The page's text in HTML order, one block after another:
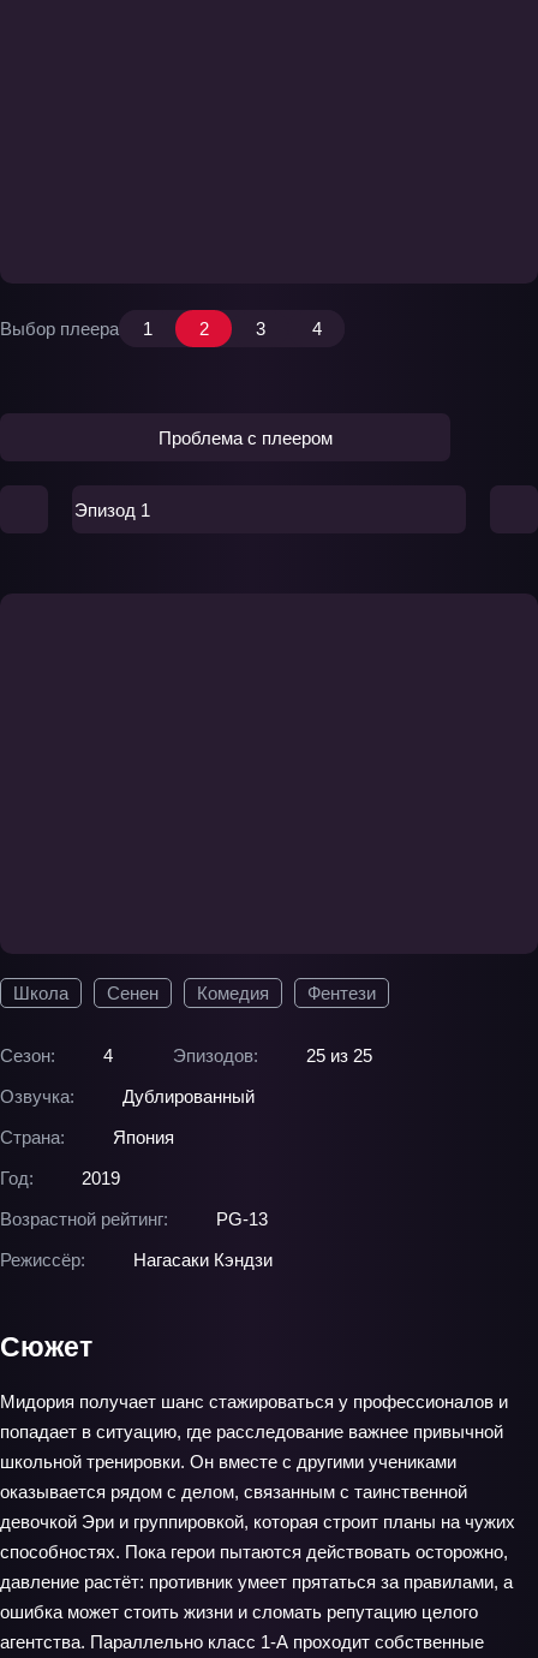
Школа Сенен Комедия Фентези
Сезон: 4 Эпизодов:
25 из 25
Озвучка:
Дублированный
Страна:
Япония
Год:
2019
Возрастной рейтинг:
PG-13
Режиссёр:
Нагасаки Кэндзи
Выбор плеера 1 2 3 4
Проблема с плеером
Эпизод 1
Сюжет
Мидория получает шанс стажироваться у профессионалов и
попадает в ситуацию, где расследование важнее привычной
школьной тренировки. Он вместе с другими учениками
оказывается рядом с делом, связанным с таинственной
девочкой Эри и группировкой, которая строит планы на чужих
способностях. Пока герои пытаются действовать осторожно,
давление растёт: противник умеет прятаться за правилами, а
ошибка может стоить жизни и сломать репутацию целого
агентства. Параллельно класс 1‑А проходит собственные